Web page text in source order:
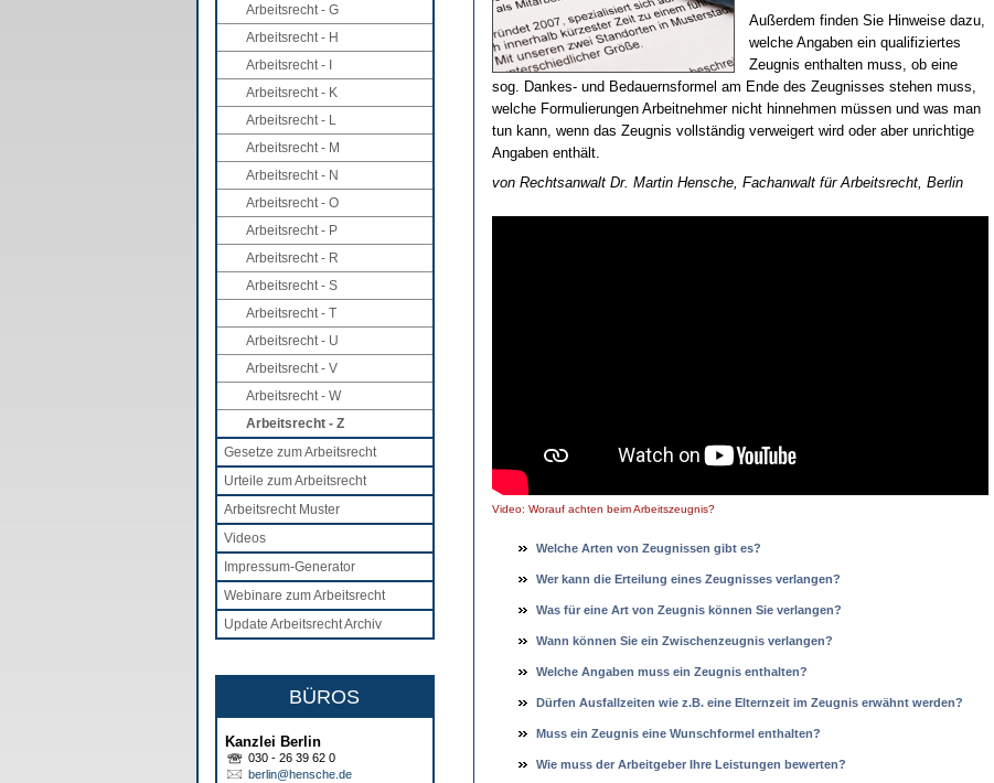
Arbeitsrecht - G
Arbeitsrecht - H
Arbeitsrecht - I
Arbeitsrecht - K
Arbeitsrecht - L
Arbeitsrecht - M
Arbeitsrecht - N
Arbeitsrecht - O
Arbeitsrecht - P
Arbeitsrecht - R
Arbeitsrecht - S
Arbeitsrecht - T
Arbeitsrecht - U
Arbeitsrecht - V
Arbeitsrecht - W
Arbeitsrecht - Z
Gesetze zum Arbeitsrecht
Urteile zum Arbeitsrecht
Arbeitsrecht Muster
Videos
Impressum-Generator
Webinare zum Arbeitsrecht
Update Arbeitsrecht Archiv
BÜROS
Kanzlei Berlin
030 - 26 39 62 0
berlin@hensche.de
Au­ßer­dem fin­den Sie Hin­wei­se da­zu,
wel­che An­ga­ben ein qua­li­fi­zier­tes
Zeug­nis ent­hal­ten muss, ob ei­ne
sog. Dan­kes- und Be­dau­erns­for­mel am En­de des Zeug­nis­ses ste­hen muss,
wel­che For­mu­lie­run­gen Ar­beit­neh­mer nicht hin­neh­men müs­sen und was man
tun kann, wenn das Zeug­nis voll­stän­dig ver­wei­gert wird oder aber un­rich­ti­ge
An­ga­ben ent­hält.
von Rechts­an­walt Dr. Mar­tin Hen­sche, Fach­an­walt für Ar­beits­recht, Ber­lin
Video: Worauf achten beim Arbeitszeugnis?
Wel­che Ar­ten von Zeug­nis­sen gibt es?
Wer kann die Er­tei­lung ei­nes Zeug­nis­ses ver­lan­gen?
Was für ei­ne Art von Zeug­nis können Sie ver­lan­gen?
Wann können Sie ein Zwi­schen­zeug­nis ver­lan­gen?
Wel­che An­ga­ben muss ein Zeug­nis ent­hal­ten?
Dürfen Aus­fall­zei­ten wie z.B. ei­ne El­tern­zeit im Zeug­nis erwähnt wer­den?
Muss ein Zeug­nis ei­ne Wunsch­for­mel ent­hal­ten?
Wie muss der Ar­beit­ge­ber Ih­re Leis­tun­gen be­wer­ten?